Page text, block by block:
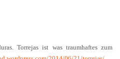
Torrejas ist was traumhaftes zum